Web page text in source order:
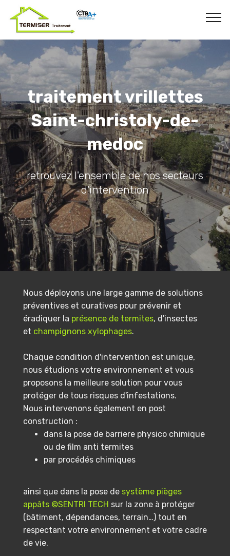
traitement vrillettes
Saint-christoly-de-
medoc
retrouvez l'ensemble de nos secteurs
d'intervention
Nous déployons une large gamme de solutions
préventives et curatives pour prévenir et
éradiquer la présence de termites, d'insectes
et champignons xylophages.
Chaque condition d'intervention est unique,
nous étudions votre environnement et vous
proposons la meilleure solution pour vous
protéger de tous risques d'infestations.
Nous intervenons également en post
construction :
dans la pose de barriere physico chimique
ou de film anti termites
par procédés chimiques
ainsi que dans la pose de système pièges
appâts ©SENTRI TECH sur la zone à protéger
(bâtiment, dépendances, terrain…) tout en
respectant votre environnement et votre cadre
de vie.